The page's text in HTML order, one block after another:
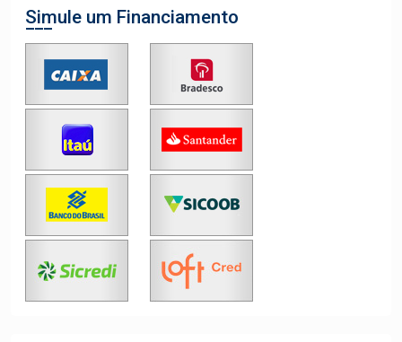
Simule um Financiamento